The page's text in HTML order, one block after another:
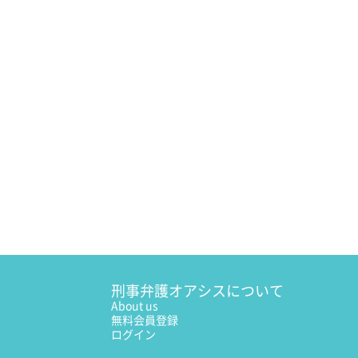
刑事弁護オアシスについて
About us
無料会員登録
ログイン